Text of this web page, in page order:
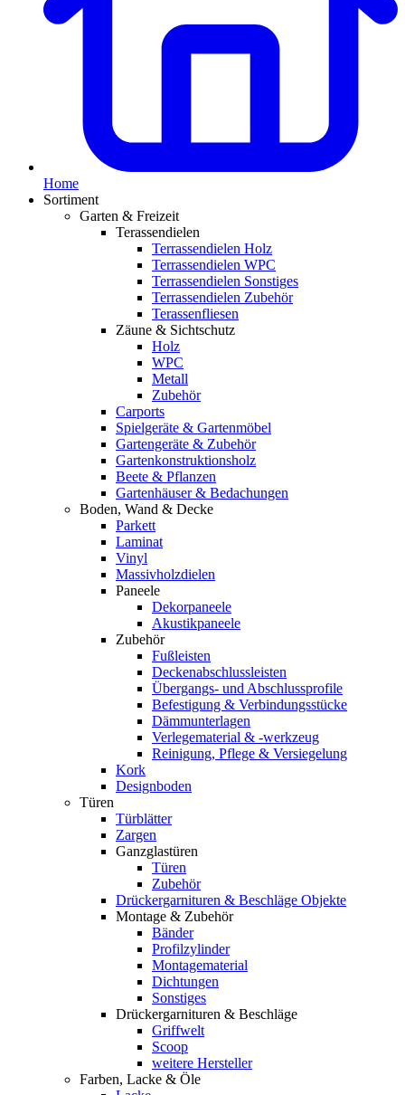
Home
Sortiment
Garten & Freizeit
Terassendielen
Terrassendielen Holz
Terrassendielen WPC
Terrassendielen Sonstiges
Terrassendielen Zubehör
Terassenfliesen
Zäune & Sichtschutz
Holz
WPC
Metall
Zubehör
Carports
Spielgeräte & Gartenmöbel
Gartengeräte & Zubehör
Gartenkonstruktionsholz
Beete & Pflanzen
Gartenhäuser & Bedachungen
Boden, Wand & Decke
Parkett
Laminat
Vinyl
Massivholzdielen
Paneele
Dekorpaneele
Akustikpaneele
Zubehör
Fußleisten
Deckenabschlussleisten
Übergangs- und Abschlussprofile
Befestigung & Verbindungsstücke
Dämmunterlagen
Verlegematerial & -werkzeug
Reinigung, Pflege & Versiegelung
Kork
Designboden
Türen
Türblätter
Zargen
Ganzglastüren
Türen
Zubehör
Drückergarnituren & Beschläge Objekte
Montage & Zubehör
Bänder
Profilzylinder
Montagematerial
Dichtungen
Sonstiges
Drückergarnituren & Beschläge
Griffwelt
Scoop
weitere Hersteller
Farben, Lacke & Öle